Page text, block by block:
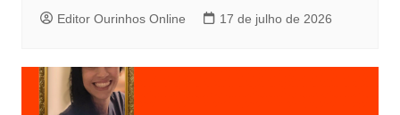
Editor Ourinhos Online 17 de julho de 2026